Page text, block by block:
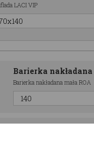
LACI VIP
Barierka nakładana
Barierka nakładana mała ROA